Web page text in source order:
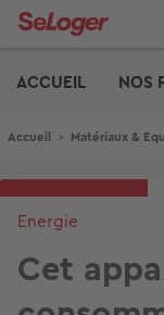
Aller
ACCUEIL
NOS
Fil d'Ariane
Accueil > Matériaux &
Energie
Cet